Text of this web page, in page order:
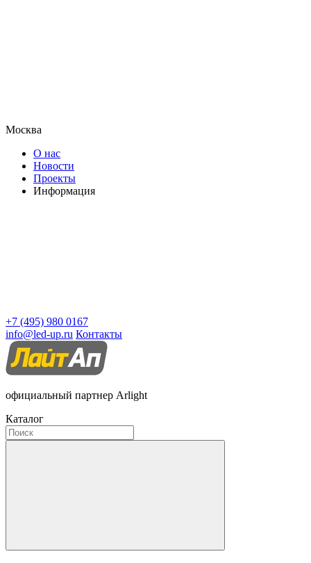
Москва
О нас
Новости
Проекты
Информация
+7 (495) 980 0167
info@led-up.ru Контакты
официальный партнер Arlight
Каталог